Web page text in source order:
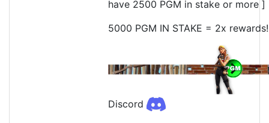
have 2500 PGM in stake or more ]
5000 PGM IN STAKE = 2x rewards!
Discord